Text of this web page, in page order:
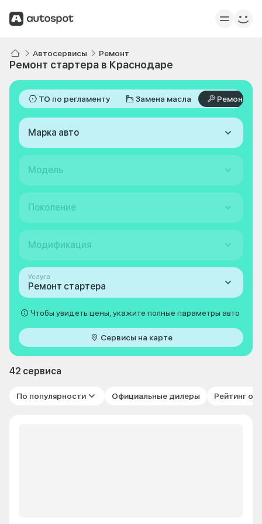
Автосервисы Ремонт
Ремонт стартера в Краснодаре
ТО по регламенту Замена масла Ремонт
Марка авто
Модель
Поколение
Модификация
Услуга
Ремонт стартера
Чтобы увидеть цены, укажите полные параметры авто
Сервисы на карте
42 сервиса
По популярности Официальные дилеры Рейтинг